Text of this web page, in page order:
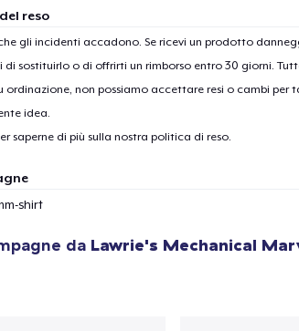
reso
gli incidenti accadono. Se ricevi un prodotto
di sostituirlo o di offrirti un rimborso entro 30 giorni.
ordinazione, non possiamo accettare resi o cambi per
idea.
saperne di più sulla nostra politica di reso.
shirt
da Lawrie's Mechanical
articolo